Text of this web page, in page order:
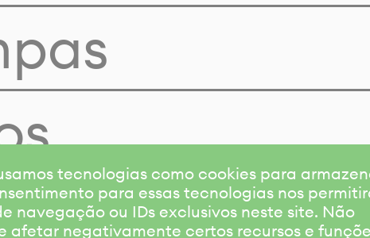
tecnologias como cookies para
para essas tecnologias nos
navegação ou IDs exclusivos neste site. Não
afetar negativamente certos recursos e